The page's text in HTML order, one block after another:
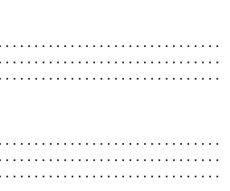
. . . . . . . . . . . . . . . . . . . . . . . . . . . . .
. . . . . . . . . . . . . . . . . . . . . . . . . . . . .
. . . . . . . . . . . . . . . . . . . . . . . . . . . . .
. . . . . . . . . . . . . . . . . . . . . . . . . . . . .
. . . . . . . . . . . . . . . . . . . . . . . . . . . . .
. . . . . . . . . . . . . . . . . . . . . . . . . . . . .